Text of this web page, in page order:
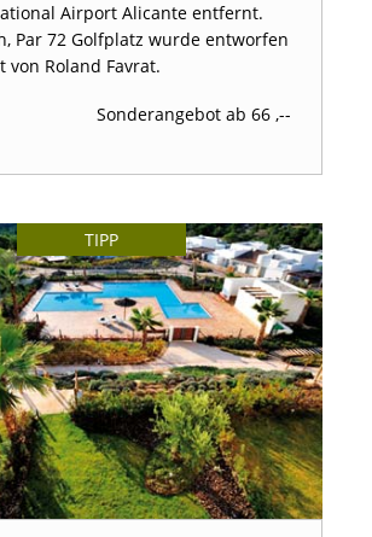
Airport Alicante entfernt.
Par 72 Golfplatz wurde entworfen
von Roland Favrat.
Sonderangebot ab 66 ,--
TIPP